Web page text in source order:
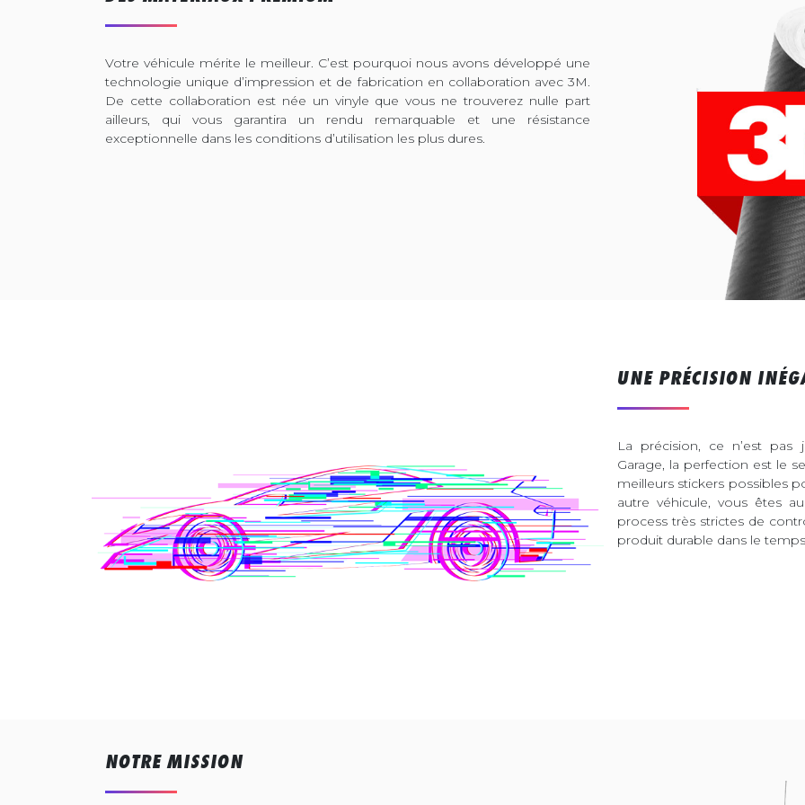
Votre véhicule mérite le meilleur. C’est pourquoi nous avons développé une
technologie unique d’impression et de fabrication en collaboration avec 3M.
De cette collaboration est née un vinyle que vous ne trouverez nulle part
ailleurs, qui vous garantira un rendu remarquable et une résistance
exceptionnelle dans les conditions d’utilisation les plus dures.
UNE PRÉCISION
La précision, ce n’est pas
Garage, la perfection est le
meilleurs stickers possibles
autre véhicule, vous êtes
process très strictes de
produit durable dans le
NOTRE MISSION